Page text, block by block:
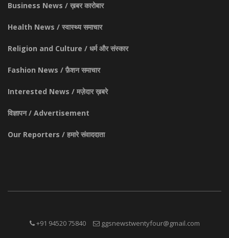
Business News / ख़बर कारोबार
Health News / स्वास्थ्य समाचार
Religion and Culture / धर्म और संस्कार
Fashion News / फ़ैशन समाचार
Interested News / मज़ेदार ख़बरे
विज्ञापन / Advertisement
Our Reporters / हमारे संवाददाता
+91 94520 75840 ggsnewstwentyfour@gmail.com